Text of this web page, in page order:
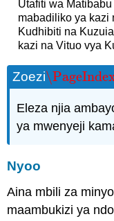
Utafiti wa
mabadiliko ya kazi
Kudhibiti na
kazi na Vituo vya
Zoezi\PageIndex
Eleza njia
ya mwenyeji
Nyoo
Aina mbili za
maambukizi ya